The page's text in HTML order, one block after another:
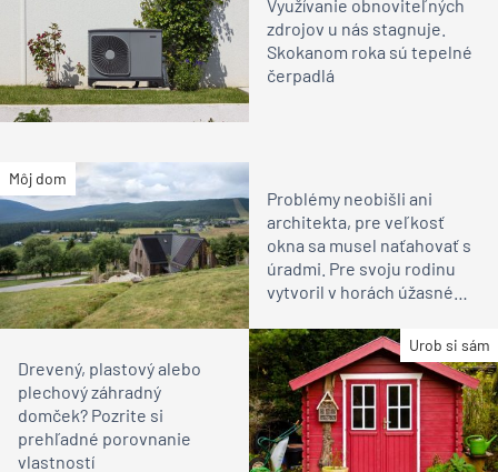
Využívanie obnoviteľných
zdrojov u nás stagnuje.
Skokanom roka sú tepelné
čerpadlá
Môj dom
Problémy neobišli ani
architekta, pre veľkosť
okna sa musel naťahovať s
úradmi. Pre svoju rodinu
vytvoril v horách úžasné
Urob si sám
Drevený, plastový alebo
plechový záhradný
domček? Pozrite si
prehľadné porovnanie
vlastností